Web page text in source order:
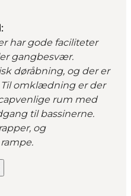
har gode faciliteter
gangbesvær.
døråbning, og der er
omklædning er der
rum med
til bassinerne.
og
Svømmecenter on_map